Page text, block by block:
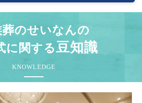
葬のせいなんの
に関する豆知識
KNOWLEDGE